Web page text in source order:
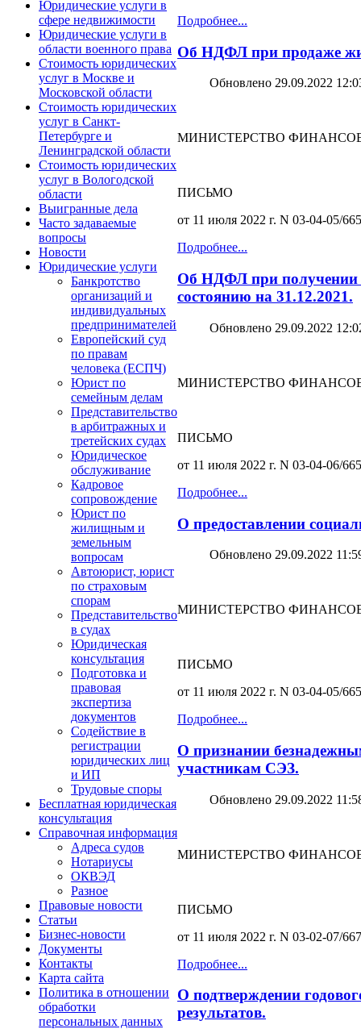
Юридические услуги в
сфере недвижимости
Юридические услуги в
области военного права
Стоимость юридических
услуг в Москве и
Московской области
Стоимость юридических
услуг в Санкт-
Петербурге и
Ленинградской области
Стоимость юридических
услуг в Вологодской
области
Выигранные дела
Часто задаваемые
вопросы
Новости
Юридические услуги
Банкротство
организаций и
индивидуальных
предпринимателей
Европейский суд
по правам
человека (ЕСПЧ)
Юрист по
семейным делам
Представительство
в арбитражных и
третейских судах
Юридическое
обслуживание
Кадровое
сопровождение
Юрист по
жилищным и
земельным
вопросам
Автоюрист, юрист
по страховым
спорам
Представительство
в судах
Юридическая
консультация
Подготовка и
правовая
экспертиза
документов
Содействие в
регистрации
юридических лиц
и ИП
Трудовые споры
Бесплатная юридическая
консультация
Справочная информация
Адреса судов
Нотариусы
ОКВЭД
Разное
Правовые новости
Статьи
Бизнес-новости
Документы
Контакты
Карта сайта
Политика в отношении
обработки
персональных данных
Подробнее...
Об НДФЛ при продаже
Обновлено 29.09.2022
МИНИСТЕРСТВО
ПИСЬМО
от 11 июля 2022 г. N 03-04-05/
Подробнее...
Об НДФЛ при получении
состоянию на 31.12.2021.
Обновлено 29.09.2022
МИНИСТЕРСТВО
ПИСЬМО
от 11 июля 2022 г. N 03-04-06/
Подробнее...
О предоставлении
Обновлено 29.09.2022
МИНИСТЕРСТВО
ПИСЬМО
от 11 июля 2022 г. N 03-04-05/
Подробнее...
О признании
участникам СЭЗ.
Обновлено 29.09.2022
МИНИСТЕРСТВО
ПИСЬМО
от 11 июля 2022 г. N 03-02-07/
Подробнее...
О подтверждении
результатов.